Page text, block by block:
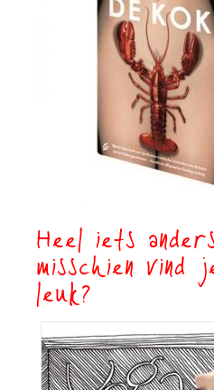
Heel iets
misschien vind
leuk?